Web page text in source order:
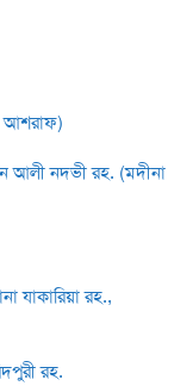
আশরাফ)
আলী নদভী রহ. (মদীনা
যাকারিয়া রহ.,
রহ.